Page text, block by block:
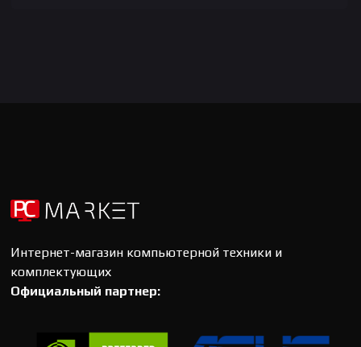
Интернет-магазин компьютерной техники и
комплектующих
Официальный партнер: